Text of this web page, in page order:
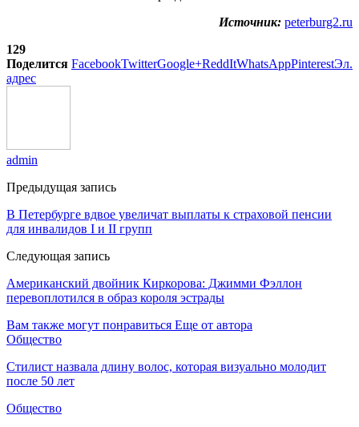
Источник: peterburg2.ru
129
Поделится FacebookTwitterGoogle+ReddItWhatsAppPinterestЭл.
адрес
admin
Предыдущая запись
В Петербурге вдвое увеличат выплаты к страховой пенсии
для инвалидов I и II групп
Следующая запись
Американский двойник Киркорова: Джимми Фэллон
перевоплотился в образ короля эстрады
Вам также могут понравиться Еще от автора
Общество
Стилист назвала длину волос, которая визуально молодит
после 50 лет
Общество